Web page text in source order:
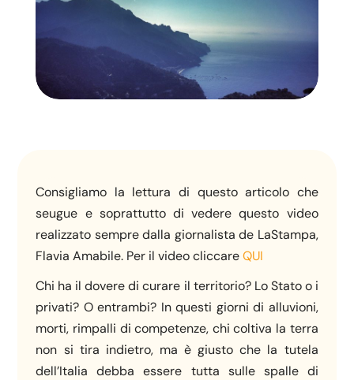
Consigliamo la lettura di questo articolo che
seugue e soprattutto di vedere questo video
realizzato sempre dalla giornalista de LaStampa,
Flavia Amabile. Per il video cliccareQUI
Chi ha il dovere di curare il territorio? Lo Stato o i
privati? O entrambi? In questi giorni di alluvioni,
morti, rimpalli di competenze, chi coltiva la terra
non si tira indietro, ma è giusto che la tutela
dell’Italia debba essere tutta sulle spalle di